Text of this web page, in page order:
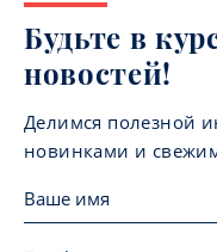
Будьте в
новостей!
Делимся полезной
новинками и